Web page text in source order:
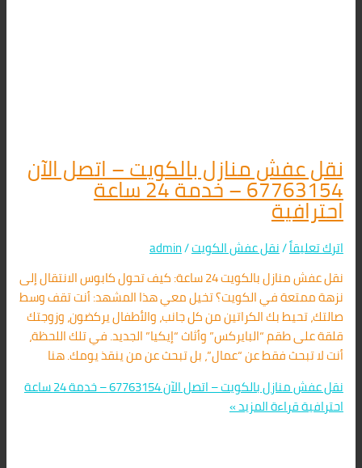
نقل عفش منازل بالكويت – اتصل الآن
67763154 – خدمة 24 ساعة
احترافية
اترك تعليقاً/نقل عفش الكويت/
admin
نقل عفش منازل بالكويت 24 ساعة: كيف تحول كابوس الانتقال إلى
نزهة ممتعة في الكويت؟ تخيل معي هذا المشهد: أنت تقف وسط
صالتك، تحيط بك الكراتين من كل جانب، والأطفال يركضون، وزوجتك
قلقة على طقم “البايركس” وأثاث “إيكيا” الجديد. في تلك اللحظة،
أنت لا تبحث فقط عن “عمال”، بل تبحث عن من ينقذ يومك. هنا
نقل عفش منازل بالكويت – اتصل الآن 67763154 – خدمة 24 ساعة
احترافيةقراءة المزيد »